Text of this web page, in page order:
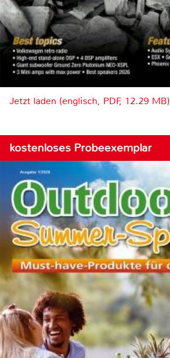
Jetzt laden (englisch, PDF, 12.29 MB)
kostenloses Probeexemplar